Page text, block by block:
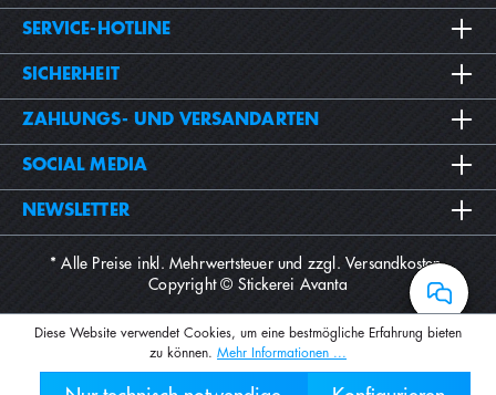
SERVICE-HOTLINE
SICHERHEIT
ZAHLUNGS- UND VERSANDARTEN
SOCIAL MEDIA
NEWSLETTER
* Alle Preise inkl. Mehrwertsteuer und zzgl.Versandkosten.
Copyright © Stickerei Avanta
Diese Website verwendet Cookies, um eine bestmögliche Erfahrung bieten
zu können. Mehr Informationen ...